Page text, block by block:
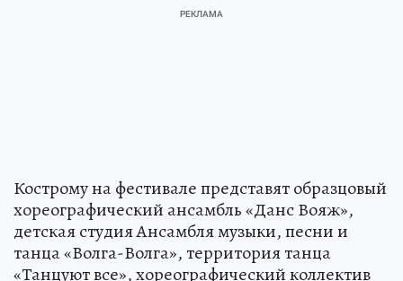
Кострому на фестивале представят образцовый
хореографический ансамбль «Данс Вояж»,
детская студия Ансамбля музыки, песни и
танца «Волга-Волга», территория танца
«Танцуют все», хореографический коллектив